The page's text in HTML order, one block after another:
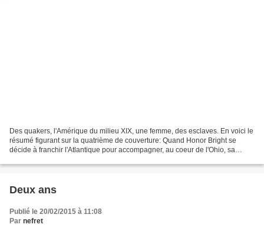
Des quakers, l'Amérique du milieu XIX, une femme, des esclaves. En voici le
résumé figurant sur la quatrième de couverture: Quand Honor Bright se
décide à franchir l'Atlantique pour accompagner, au coeur de l'Ohio, sa
Deux ans
Publié le 20/02/2015 à 11:08
Par nefret